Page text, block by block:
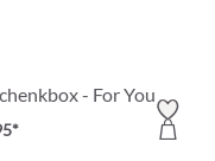
- For You